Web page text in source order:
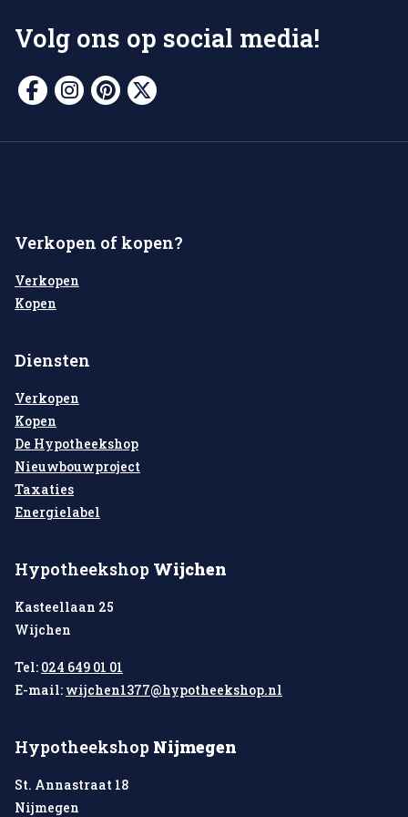
Volg ons op social media!
Verkopen of kopen?
Verkopen
Kopen
Diensten
Verkopen
Kopen
De Hypotheekshop
Nieuwbouwproject
Taxaties
Energielabel
Hypotheekshop Wijchen
Kasteellaan 25
Wijchen
Tel: 024 649 01 01
E-mail: wijchen1377@hypotheekshop.nl
Hypotheekshop Nijmegen
St. Annastraat 18
Nijmegen